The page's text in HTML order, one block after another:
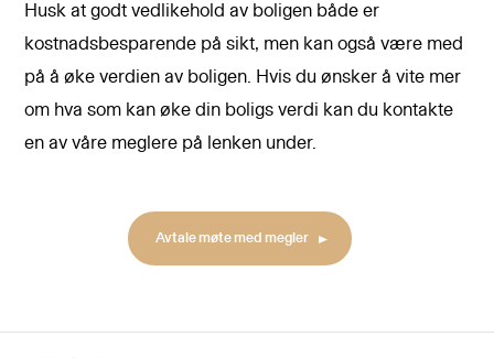
Husk at godt vedlikehold av boligen både er
kostnadsbesparende på sikt, men kan også være med
på å øke verdien av boligen. Hvis du ønsker å vite mer
om hva som kan øke din boligs verdi kan du kontakte
en av våre meglere på lenken under.
Avtale møte med megler